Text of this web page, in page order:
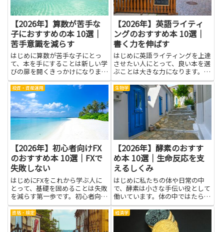
【2026年】算数が苦手な
子におすすめの本 10選｜
苦手意識を減らす
はじめに算数が苦手な子にとっ
て、本を手にすることは新しい学
びの扉を開くきっかけになりま
す。絵と図で視覚的に理解を助け
る本や、物語のように楽しく読み
進められる一冊は、授業での不安
を和らげ、学びの自信を育てま
す。親子で読み進める時間を作る
と、日...
【2026年】英語ライティ
ングのおすすめ本 10選｜
書く力を伸ばす
はじめに英語ライティングを上達
させたい人にとって、良い本を選
ぶことは大きな力になります。読
みやすい説明と具体例がそろって
いれば、使い方のイメージが頭に
浮かび、実際の文章を書くときの
迷いが減ります。書く力を伸ばす
には、文法だけでなく語彙の選
投資・資産運用
【2026年】初心者向けFX
のおすすめ本 10選｜FXで
失敗しない
はじめにFXをこれから学ぶ人に
とって、基礎を固めることは失敗
を減らす第一歩です。初心者向け
の本は、用語やチャートの見方、
注文の仕組みといった基本をわか
りやすく整理してくれます。ま
た、資金管理やリスクコントロー
生物学
【2026年】酵素のおすす
め本 10選｜生命反応を支
えるしくみ
はじめに私たちの体や日常の中
で、酵素は小さな手伝い役として
働いています。体の中ではたら
き、食べ物の分解を助け、代謝の
反応を整え、元気に動く力のもと
を作ります。酵素は難しく感じる
かもしれませんが、身の回りの現
資格・検定 経済学